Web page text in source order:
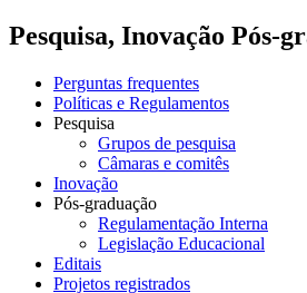
Pesquisa, Inovação Pós-
Perguntas frequentes
Políticas e Regulamentos
Pesquisa
Grupos de pesquisa
Câmaras e comitês
Inovação
Pós-graduação
Regulamentação Interna
Legislação Educacional
Editais
Projetos registrados